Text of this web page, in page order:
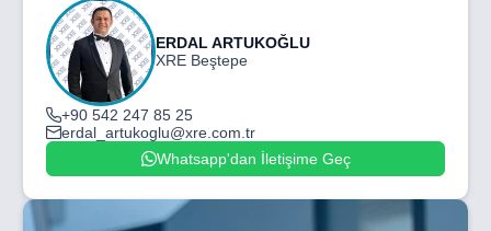
ERDAL ARTUKOĞLU
XRE Beştepe
+90 542 247 85 25
erdal_artukoglu@xre.com.tr
Whatsapp'dan İletişime Geç